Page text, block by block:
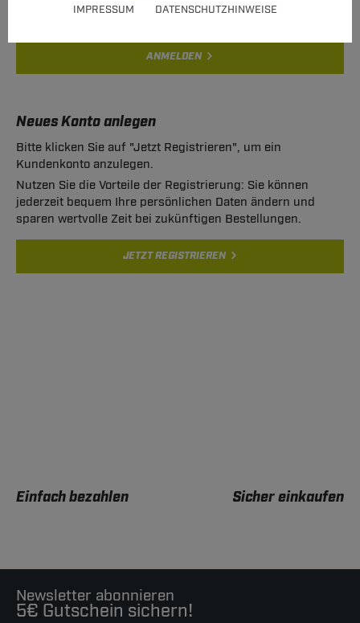
IMPRESSUM DATENSCHUTZHINWEISE
angemeldet bleiben
ANMELDEN
Neues Konto anlegen
Bitte klicken Sie auf "Jetzt Registrieren", um ein
Kundenkonto anzulegen.
Nutzen Sie die Vorteile der Registrierung: Sie können
jederzeit bequem Ihre persönlichen Daten ändern und
sparen wertvolle Zeit bei zukünftigen Bestellungen.
JETZT REGISTRIEREN
Einfach bezahlen Sicher einkaufen
Newsletter abonnieren
5€ Gutschein sichern!